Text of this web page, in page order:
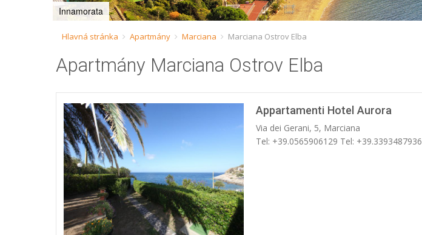
Innamorata
Hlavná stránka Apartmány Marciana Marciana Ostrov Elba
Apartmány Marciana Ostrov Elba
Appartamenti Hotel Aurora
Via dei Gerani, 5, Marciana
Tel: +39.0565906129 Tel: +39.3393487936